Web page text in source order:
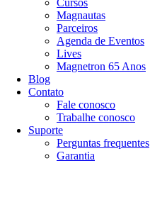
Cursos
Magnautas
Parceiros
Agenda de Eventos
Lives
Magnetron 65 Anos
Blog
Contato
Fale conosco
Trabalhe conosco
Suporte
Perguntas frequentes
Garantia